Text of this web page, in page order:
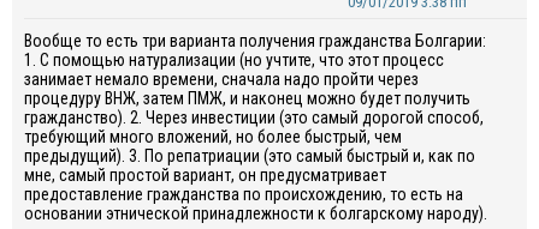
Вообще то есть три варианта получения гражданства Болгарии:
1. С помощью натурализации (но учтите, что этот процесс
занимает немало времени, сначала надо пройти через
процедуру ВНЖ, затем ПМЖ, и наконец можно будет получить
гражданство). 2. Через инвестиции (это самый дорогой способ,
требующий много вложений, но более быстрый, чем
предыдущий). 3. По репатриации (это самый быстрый и, как по
мне, самый простой вариант, он предусматривает
предоставление гражданства по происхождению, то есть на
основании этнической принадлежности к болгарскому народу).